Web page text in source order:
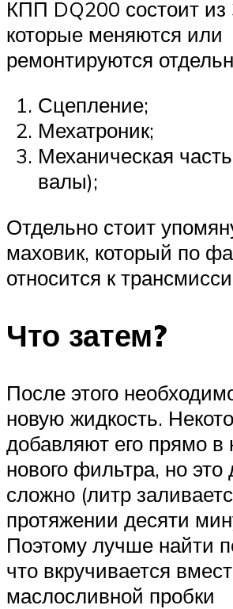
КПП DQ200 состоит из
которые меняются или
ремонтируются
Сцепление;
Мехатроник;
Механическая
валы);
Отдельно стоит
маховик, который по
относится к
Что затем?
После этого
новую жидкость.
добавляют его прямо в
нового фильтра, но это
сложно (литр
протяжении десяти
Поэтому лучше найти
что вкручивается
маслосливной пробки